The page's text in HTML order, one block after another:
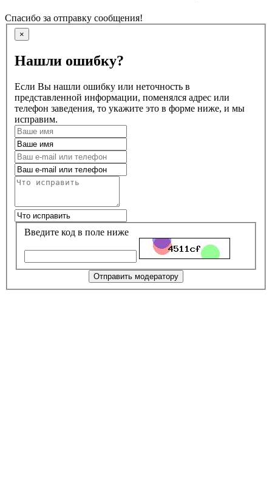
Спасибо за отправку сообщения!
×
Нашли ошибку?
Если Вы нашли ошибку или неточность в
представленной информации, поменялся адрес или
телефон заведения, то укажите это в форме ниже, и мы
исправим.
Введите код в поле ниже
Отправить модератору